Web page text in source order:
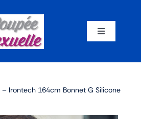
Toggle
– Irontech 164cm Bonnet G Silicone